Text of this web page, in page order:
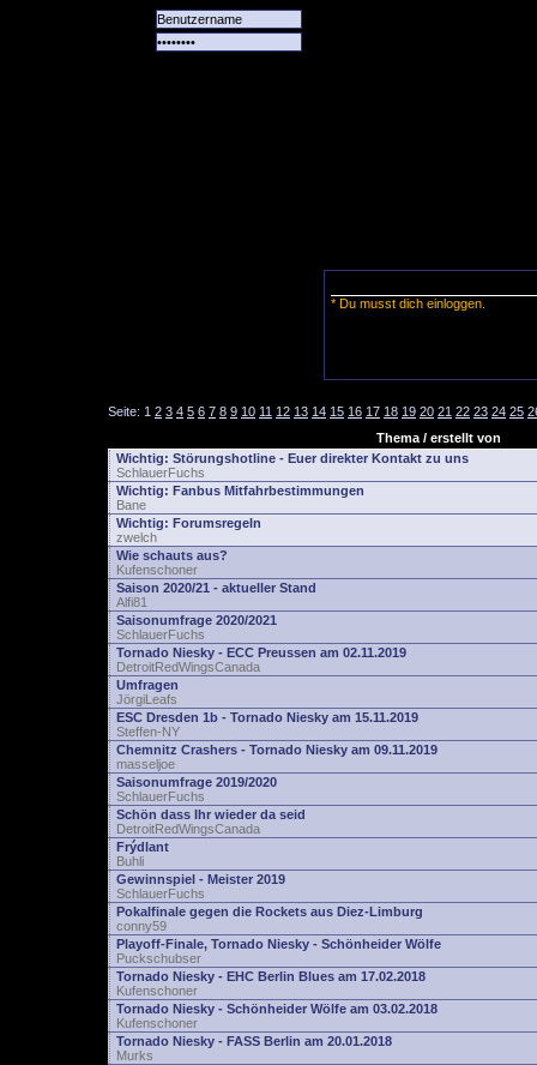
* Du musst dich einloggen.
Seite: 1 2 3 4 5 6 7 8 9 10 11 12 13 14 15 16 17 18 19 20 21 22 23 24 25
Thema / erstellt von
Wichtig: Störungshotline - Euer direkter Kontakt zu uns
SchlauerFuchs
Wichtig: Fanbus Mitfahrbestimmungen
Bane
Wichtig: Forumsregeln
zwelch
Wie schauts aus?
Kufenschoner
Saison 2020/21 - aktueller Stand
Alfi81
Saisonumfrage 2020/2021
SchlauerFuchs
Tornado Niesky - ECC Preussen am 02.11.2019
DetroitRedWingsCanada
Umfragen
JörgiLeafs
ESC Dresden 1b - Tornado Niesky am 15.11.2019
Steffen-NY
Chemnitz Crashers - Tornado Niesky am 09.11.2019
masseljoe
Saisonumfrage 2019/2020
SchlauerFuchs
Schön dass Ihr wieder da seid
DetroitRedWingsCanada
Frýdlant
Buhli
Gewinnspiel - Meister 2019
SchlauerFuchs
Pokalfinale gegen die Rockets aus Diez-Limburg
conny59
Playoff-Finale, Tornado Niesky - Schönheider Wölfe
Puckschubser
Tornado Niesky - EHC Berlin Blues am 17.02.2018
Kufenschoner
Tornado Niesky - Schönheider Wölfe am 03.02.2018
Kufenschoner
Tornado Niesky - FASS Berlin am 20.01.2018
Murks